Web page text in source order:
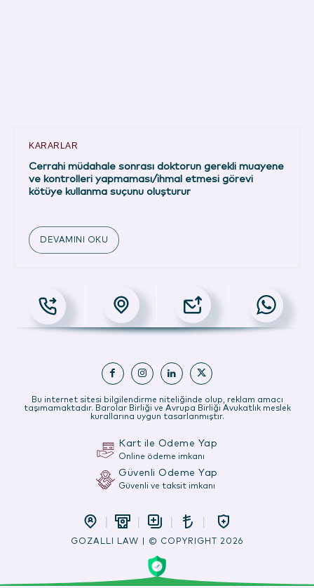
KARARLAR
Cerrahi müdahale sonrası doktorun gerekli muayene
ve kontrolleri yapmaması/ihmal etmesi görevi
kötüye kullanma suçunu oluşturur
DEVAMINI OKU
Bu internet sitesi bilgilendirme niteliğinde olup, reklam amacı
taşımamaktadır. Barolar Birliği ve Avrupa Birliği Avukatlık meslek
kurallarına uygun tasarlanmıştır.
Kart ile Ödeme Yap
Online ödeme imkanı
Güvenli Ödeme Yap
Güvenli ve taksit imkanı
GOZALLI LAW | © COPYRIGHT 2026